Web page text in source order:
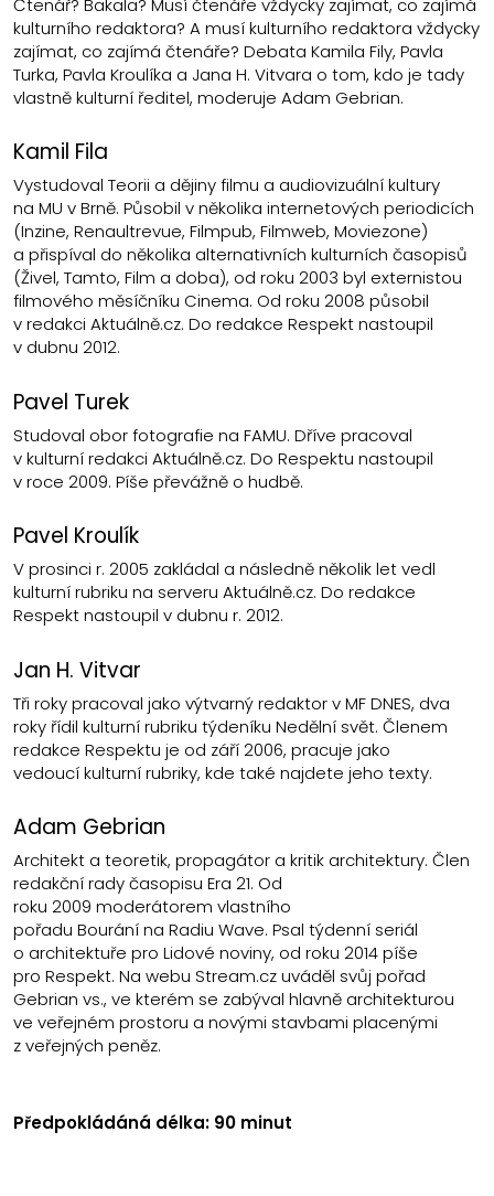
Čtenář? Bakala? Musí čtenáře vždycky zajímat, co zajímá
kulturního redaktora? A musí kulturního redaktora vždycky
zajímat, co zajímá čtenáře? Debata Kamila Fily, Pavla
Turka, Pavla Kroulíka a Jana H. Vitvara o tom, kdo je tady
vlastně kulturní ředitel, moderuje Adam Gebrian.
Kamil Fila
Vystudoval Teorii a dějiny filmu a audiovizuální kultury
na MU v Brně. Působil v několika internetových periodicích
(Inzine, Renaultrevue, Filmpub, Filmweb, Moviezone)
a přispíval do několika alternativních kulturních časopisů
(Živel, Tamto, Film a doba), od roku 2003 byl externistou
filmového měsíčníku Cinema. Od roku 2008 působil
v redakci Aktuálně.cz. Do redakce Respekt nastoupil
v dubnu 2012.
Pavel Turek
Studoval obor fotografie na FAMU. Dříve pracoval
v kulturní redakci Aktuálně.cz. Do Respektu nastoupil
v roce 2009. Píše převážně o hudbě.
Pavel Kroulík
V prosinci r. 2005 zakládal a následně několik let vedl
kulturní rubriku na serveru Aktuálně.cz. Do redakce
Respekt nastoupil v dubnu r. 2012.
Jan H. Vitvar
Tři roky pracoval jako výtvarný redaktor v MF DNES, dva
roky řídil kulturní rubriku týdeníku Nedělní svět. Členem
redakce Respektu je od září 2006, pracuje jako
vedoucíkulturní rubriky, kde také najdete jeho texty.
Adam Gebrian
Architekt a teoretik, propagátor a kritik architektury. Člen
redakční rady časopisu Era 21. Od
roku 2009 moderátorem vlastního
pořadu Bourání na Radiu Wave. Psal týdenní seriál
o architektuře pro Lidové noviny, od roku 2014 píše
pro Respekt. Na webu Stream.cz uváděl svůj pořad
Gebrian vs., ve kterém se zabýval hlavně architekturou
ve veřejném prostoru a novými stavbami placenými
z veřejných peněz.
Předpokládáná délka: 90 minut